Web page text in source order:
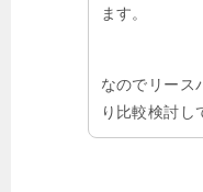
ます。
なのでリース
り比較検討し